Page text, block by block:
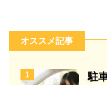
オススメ記事
1
駐